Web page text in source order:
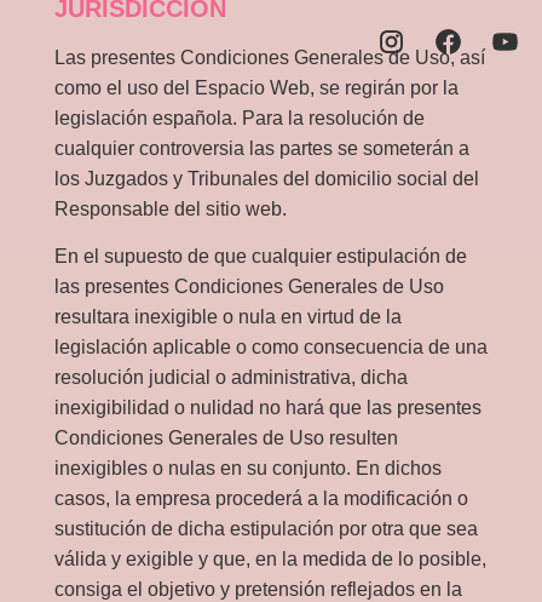
JURISDICCIÓN
Las presentes Condiciones Generales de Uso, así
como el uso del Espacio Web, se regirán por la
legislación española. Para la resolución de
cualquier controversia las partes se someterán a
los Juzgados y Tribunales del domicilio social del
Responsable del sitio web.
En el supuesto de que cualquier estipulación de
las presentes Condiciones Generales de Uso
resultara inexigible o nula en virtud de la
legislación aplicable o como consecuencia de una
resolución judicial o administrativa, dicha
inexigibilidad o nulidad no hará que las presentes
Condiciones Generales de Uso resulten
inexigibles o nulas en su conjunto. En dichos
casos, la empresa procederá a la modificación o
sustitución de dicha estipulación por otra que sea
válida y exigible y que, en la medida de lo posible,
consiga el objetivo y pretensión reflejados en la